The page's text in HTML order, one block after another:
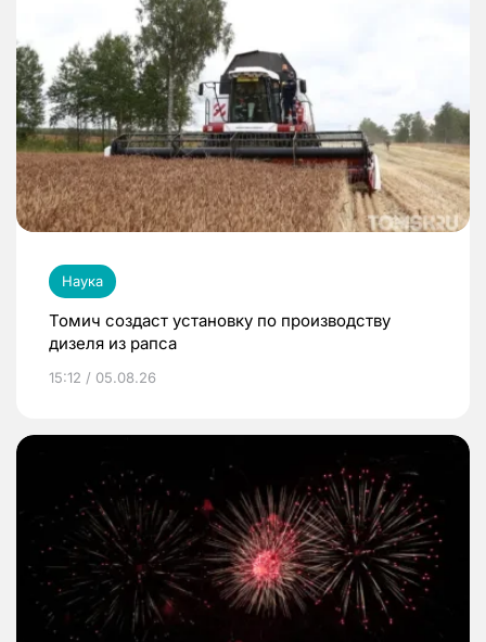
Наука
Томич создаст установку по производству
дизеля из рапса
15:12 / 05.08.26